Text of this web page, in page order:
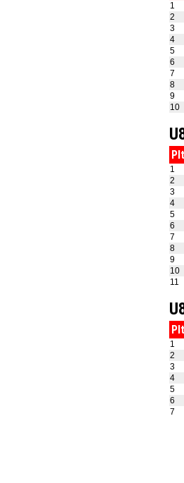
1
2
3
4
5
6
7
8
9
10
1
2
3
4
5
6
7
8
9
10
11
1
2
3
4
5
6
7